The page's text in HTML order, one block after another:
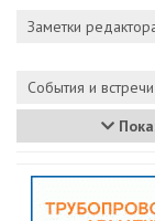
Заметки
События и встречи